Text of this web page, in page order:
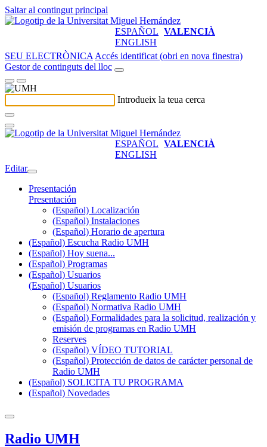
Saltar al contingut principal
ESPAÑOL VALENCIÀ
ENGLISH
SEU ELECTRÒNICA Accés identificat (obri en nova finestra)
Gestor de continguts del lloc
Introdueix la teua cerca
ESPAÑOL VALENCIÀ
ENGLISH
Editar
Presentación
Presentación
(Español) Localización
(Español) Instalaciones
(Español) Horario de apertura
(Español) Escucha Radio UMH
(Español) Hoy suena...
(Español) Programas
(Español) Usuarios
(Español) Usuarios
(Español) Reglamento Radio UMH
(Español) Normativa Radio UMH
(Español) Formalidades para la solicitud, realización y
emisión de programas en Radio UMH
Reserves
(Español) VÍDEO TUTORIAL
(Español) Protección de datos de carácter personal de
Radio UMH
(Español) SOLICITA TU PROGRAMA
(Español) Novedades
Radio UMH